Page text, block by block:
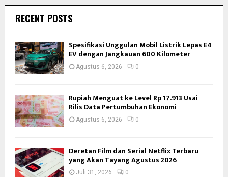
RECENT POSTS
Spesifikasi Unggulan Mobil Listrik Lepas E4
EV dengan Jangkauan 600 Kilometer
Agustus 6, 2026 0
Rupiah Menguat ke Level Rp 17.913 Usai
Rilis Data Pertumbuhan Ekonomi
Agustus 6, 2026 0
Deretan Film dan Serial Netflix Terbaru
yang Akan Tayang Agustus 2026
Juli 31, 2026 0